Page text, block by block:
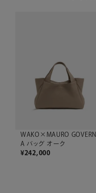
WAKO×MAURO GOVERN
A バッグ オーク
¥242,000